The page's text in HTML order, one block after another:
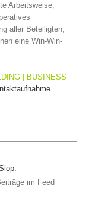
Arbeitsweise,
aller Beteiligten,
eine Win-Win-
| BUSINESS
.
im Feed